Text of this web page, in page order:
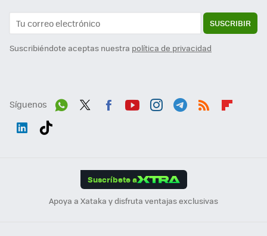
SUSCRIBIR
Suscribiéndote aceptas nuestra política de privacidad
Síguenos
Suscríbete a
Apoya a Xataka y disfruta ventajas exclusivas